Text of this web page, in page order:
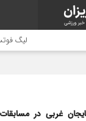
لیگ
غربی در مسابقات